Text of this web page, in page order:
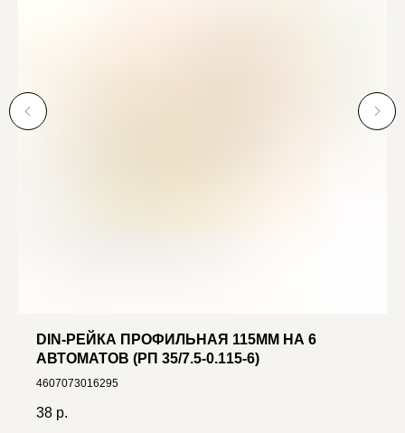
DIN-РЕЙКА ПРОФИЛЬНАЯ 115ММ НА 6
АВТОМАТОВ (РП 35/7.5-0.115-6)
4607073016295
38 р.